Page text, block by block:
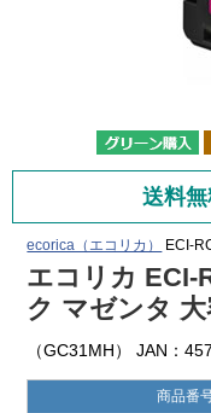
送料
ecorica（エコリカ） ECI-
エコリカ ECI-
ク マゼンタ
（GC31MH） JAN：
商品番